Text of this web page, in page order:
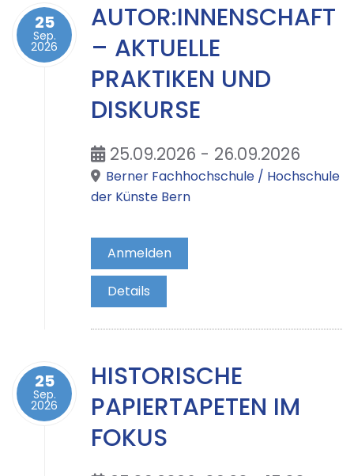
25
Sep.
2026
AUTOR:INNENSCHAFT
– AKTUELLE
PRAKTIKEN UND
DISKURSE
25.09.2026 - 26.09.2026
Berner Fachhochschule / Hochschule
der Künste Bern
Anmelden
Details
25
Sep.
2026
HISTORISCHE
PAPIERTAPETEN IM
FOKUS